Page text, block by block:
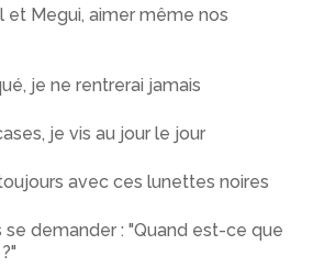
et Megui, aimer même nos
je ne rentrerai jamais
je vis au jour le jour
avec ces lunettes noires
se demander : "Quand est-ce que